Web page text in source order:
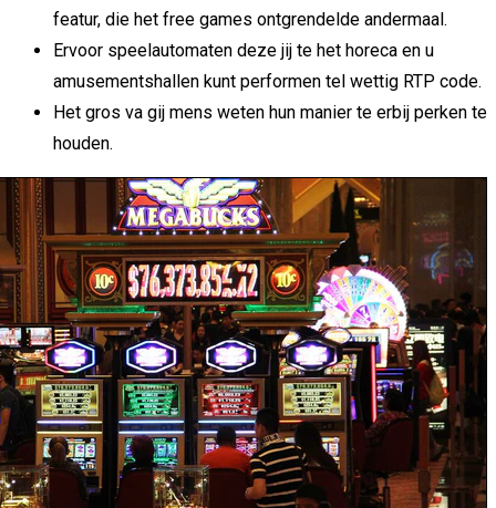
featur, die het free games ontgrendelde andermaal.
Ervoor speelautomaten deze jij te het horeca en u
amusementshallen kunt performen tel wettig RTP code.
Het gros va gij mens weten hun manier te erbij perken te
houden.